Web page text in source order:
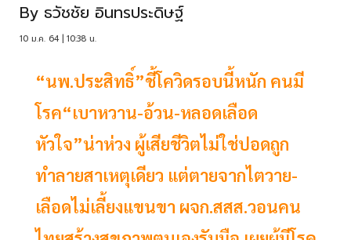
By ธวัชชัย อินทรประดิษฐ์
10 ม.ค. 64 | 10:38 น.
“นพ.ประสิทธิ์”ชี้โควิดรอบนี้หนัก คนมี
โรค“เบาหวาน-อ้วน-หลอดเลือด
หัวใจ”น่าห่วง ผู้เสียชีวิตไม่ใช่ปอดถูก
ทำลายสาเหตุเดียว แต่ตายจากไตวาย-
เลือดไม่เลี้ยงแขนขา ผจก.สสส.วอนคน